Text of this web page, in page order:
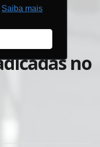
Saiba mais
no